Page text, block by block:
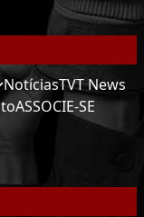
NotíciasTVT News
ASSOCIE-SE